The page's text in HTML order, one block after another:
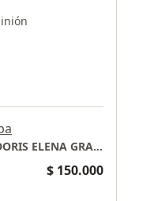
CONSULTORIO MEDICO DOCTOR DORIS ELENA GRANADOS DIAAZ
$ 150.000